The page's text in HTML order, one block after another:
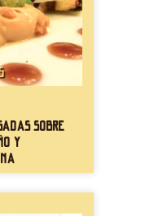
sobre
y